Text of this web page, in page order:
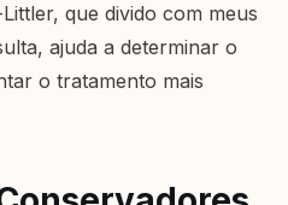
que divido com meus
ajuda a determinar o
o tratamento mais